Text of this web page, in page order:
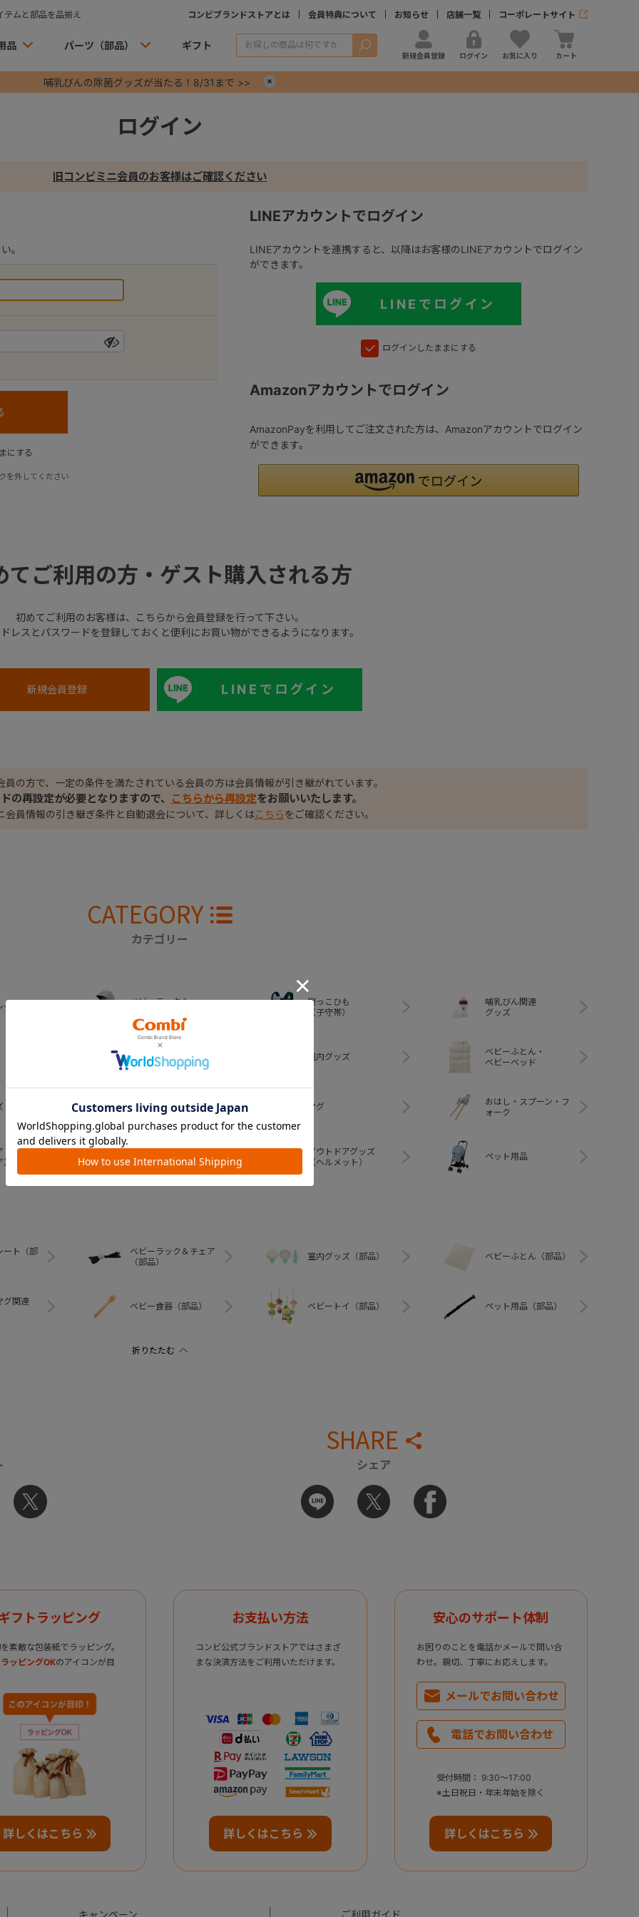
ムと部品を品揃え コンビブランドストアとは 会員特典について お知らせ 店舗一覧 コーポレートサイト
品 パーツ（部品） ギフト 検索
新規会員登録 ログイン お気に入り カート
哺乳びんの除菌グッズが当たる！8/31まで >>
ログイン
旧コンビミニ会員のお客様はご確認ください
。
にする
を外してください
LINEアカウントでログイン
LINEアカウントを連携すると、以降はお客様のLINEアカウントでログイン
ができます。
LINEでログイン
ログインしたままにする
Amazonアカウントでログイン
AmazonPayを利用してご注文された方は、Amazonアカウントでログイン
ができます。
てご利用の方・ゲスト購入される方
初めてご利用のお客様は、こちらから会員登録を行って下さい。
レスとパスワードを登録しておくと便利にお買い物ができるようになります。
LINEでログイン
員の方で、一定の条件を満たされている会員の方は会員情報が引き継がれています。
の再設定が必要となりますので、 こちらから再設定をお願いいたします。
会員情報の引き継ぎ条件と自動退会について、詳しくはこちらをご確認ください。
CATEGORY
カテゴリー
ト
ベビーラック＆
抱っこひも
（子守帯）
哺乳びん関連
グッズ
おむつ・
トイレグッズ
室内グッズ
ベビーふとん・
ベビーベッド
ベビー食器 マグ
おはし・スプーン・フ
ォーク
ベビートイ
アウトドアグッズ
（ヘルメット）
ペット用品
ート（部
ベビーラック＆チェア
（部品）
室内グッズ（部品） ベビーふとん（部品）
グ関連
ベビー食器（部品） ベビートイ（部品） ペット用品（部品）
SHARE
シェア
フトラッピング
素敵な包装紙でラッピング。
ッピングOKのアイコンが目
詳しくはこちら
お支払い方法
コンビ公式ブランドストアではさまざ
まな決済方法をご利用いただけます。
詳しくはこちら
安心のサポート体制
お困りのことを電話かメールで問い合
わせ。親切、丁寧にお応えします。
メールでお問い合わせ
電話でお問い合わせ
受付時間： 9:30～17:00
※土日祝日・年末年始を除く
詳しくはこちら
キャンペーン ご利用ガイド